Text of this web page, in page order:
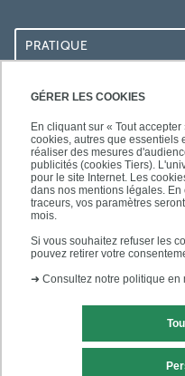
GÉRER LES COOKIES
En cliquant sur « Tout
cookies, autres que essentiels
réaliser des mesures
publicités (cookies Tiers).
pour le site Internet. Les
dans nos mentions légales.
traceurs, vos paramètres
mois.
Si vous souhaitez refuser les
pouvez retirer votre
➜ Consultez notre politique en
PRATIQUE
ACCÈS RAPIDES
SUIVEZ-NOUS